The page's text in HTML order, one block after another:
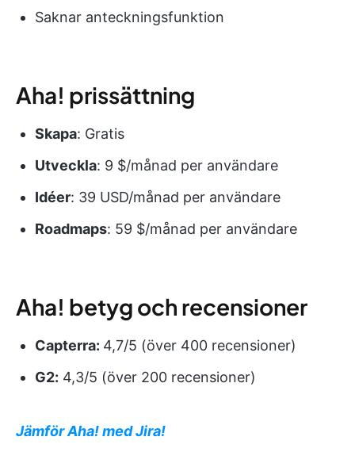
Saknar anteckningsfunktion
Aha! prissättning
Skapa: Gratis
Utveckla: 9 $/månad per användare
Idéer: 39 USD/månad per användare
Roadmaps: 59 $/månad per användare
Aha! betyg och recensioner
Capterra: 4,7/5 (över 400 recensioner)
G2: 4,3/5 (över 200 recensioner)
Jämför Aha! med Jira!